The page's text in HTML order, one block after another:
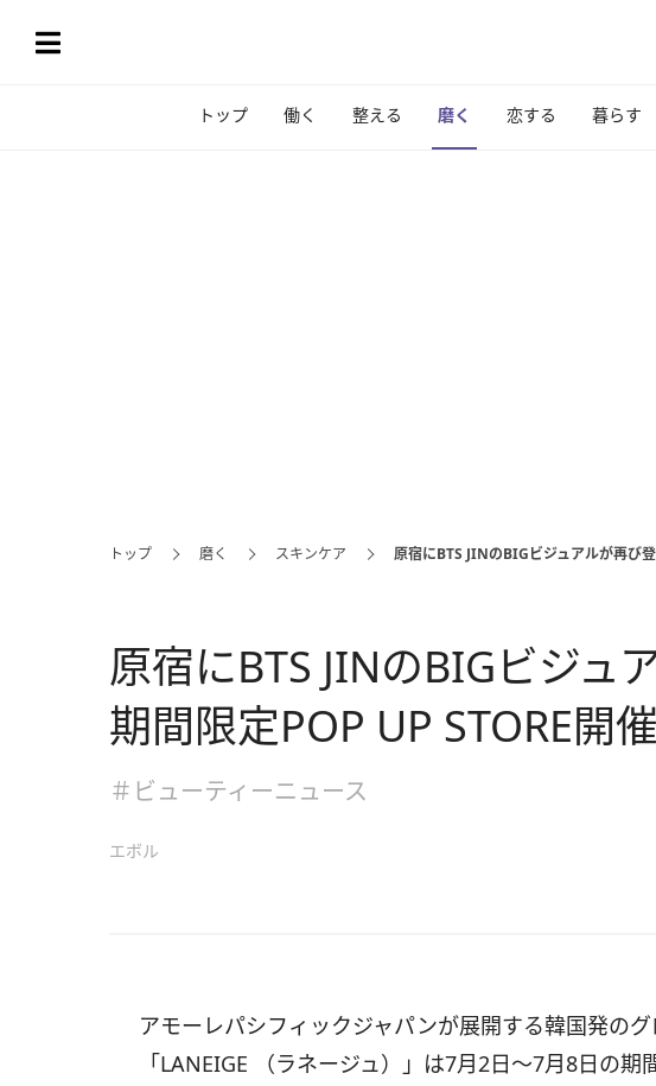
トップ 働く 整える 磨く 恋する 暮らす
トップ 磨く スキンケア 原宿にBTS JINのBIGビジュアルが再び
原宿にBTS JINのBIGビジュ
期間限定POP UP STORE開催
＃ビューティーニュース
エボル
アモーレパシフィックジャパンが展開する韓国発の
「LANEIGE （ラネージュ）」は7月2日〜7月8日の